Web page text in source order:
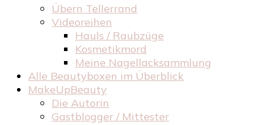
Übern Tellerrand
Videoreihen
Hauls / Raubzüge
Kosmetikmord
Meine Nagellacksammlung
Alle Beautyboxen im Überblick
MakeUpBeauty
Die Autorin
Gastblogger / Mittester